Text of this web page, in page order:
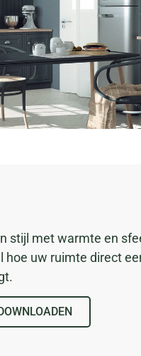
stijl met warmte en
hoe uw ruimte direct